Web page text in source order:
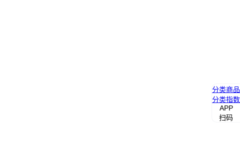
分类商品
分类指数
APP
扫码